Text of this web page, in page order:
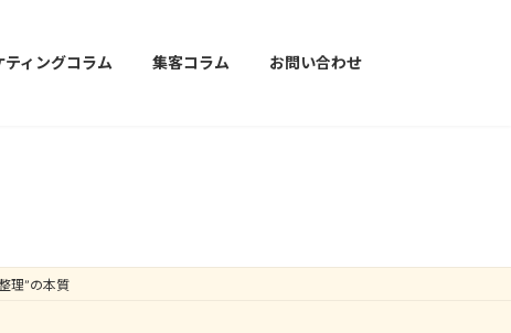
ティングコラム 集客コラム お問い合わせ
理”の本質